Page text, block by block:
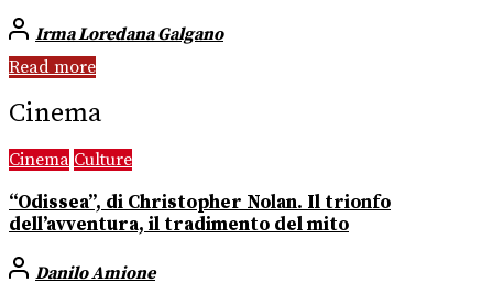
Irma Loredana Galgano
Read more
Cinema
Cinema Culture
“Odissea”, di Christopher Nolan. Il trionfo
dell’avventura, il tradimento del mito
Danilo Amione